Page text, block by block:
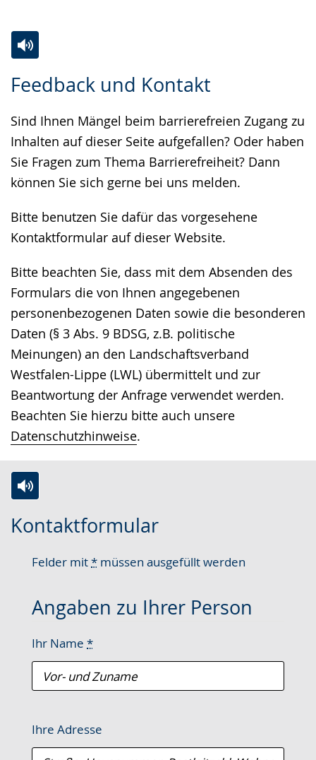
Feedback und Kontakt
Sind Ihnen Mängel beim barrierefreien Zugang zu
Inhalten auf dieser Seite aufgefallen? Oder haben
Sie Fragen zum Thema Barrierefreiheit? Dann
können Sie sich gerne bei uns melden.
Bitte benutzen Sie dafür das vorgesehene
Kontaktformular auf dieser Website.
Bitte beachten Sie, dass mit dem Absenden des
Formulars die von Ihnen angegebenen
personenbezogenen Daten sowie die besonderen
Daten (§ 3 Abs. 9 BDSG, z.B. politische
Meinungen) an den Landschaftsverband
Westfalen-Lippe (LWL) übermittelt und zur
Beantwortung der Anfrage verwendet werden.
Beachten Sie hierzu bitte auch unsere
Datenschutzhinweise.
Leichten
wechseln.
Audio-
Video
Deutscher
Gebärdensprache
wird
angezeigt.
Kontaktformular
Felder mit* müssen ausgefüllt werden
Angaben zu Ihrer Person
Ihr Name *
Ihre Adresse
Leichten
wechseln.
Audio-
Video
Deutscher
wird